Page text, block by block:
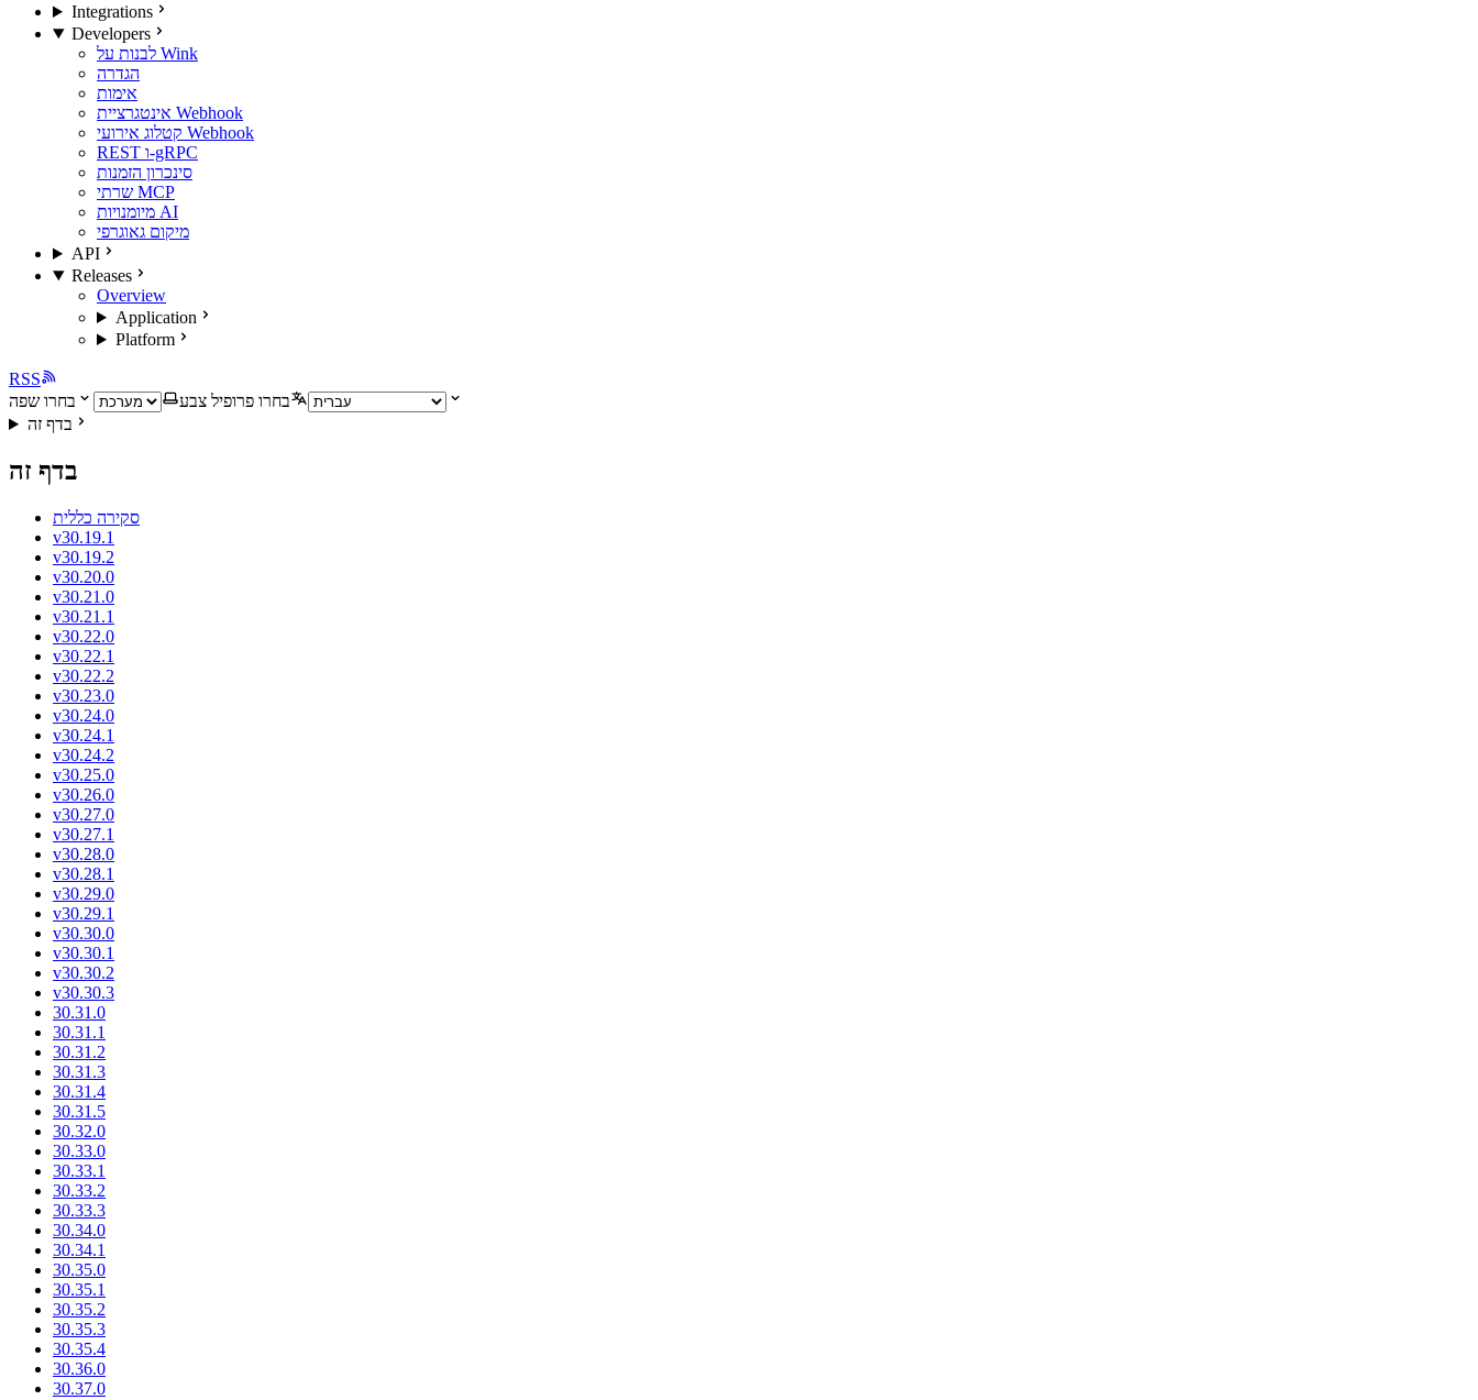
Integrations
Developers
לבנות על Wink
הגדרה
אימות
אינטגרציית Webhook
קטלוג אירועי Webhook
REST ו-gRPC
סינכרון הזמנות
שרתי MCP
מיומנויות AI
מיקום גאוגרפי
API
Releases
Overview
Application
Platform
RSS
בחרו פרופיל צבע
בחרו שפה
בדף זה
בדף זה
סקירה כללית
v30.19.1
v30.19.2
v30.20.0
v30.21.0
v30.21.1
v30.22.0
v30.22.1
v30.22.2
v30.23.0
v30.24.0
v30.24.1
v30.24.2
v30.25.0
v30.26.0
v30.27.0
v30.27.1
v30.28.0
v30.28.1
v30.29.0
v30.29.1
v30.30.0
v30.30.1
v30.30.2
v30.30.3
30.31.0
30.31.1
30.31.2
30.31.3
30.31.4
30.31.5
30.32.0
30.33.0
30.33.1
30.33.2
30.33.3
30.34.0
30.34.1
30.35.0
30.35.1
30.35.2
30.35.3
30.35.4
30.36.0
30.37.0